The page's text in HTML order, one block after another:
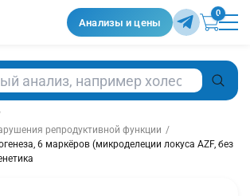
Анализы и цены
0
репродуктивной функции
6 маркёров (микроделеции локуса AZF, без